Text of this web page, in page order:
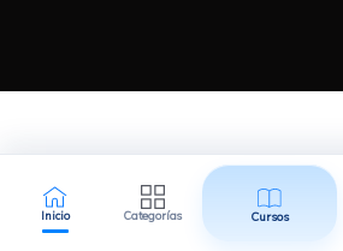
Inicio Categorías Cursos